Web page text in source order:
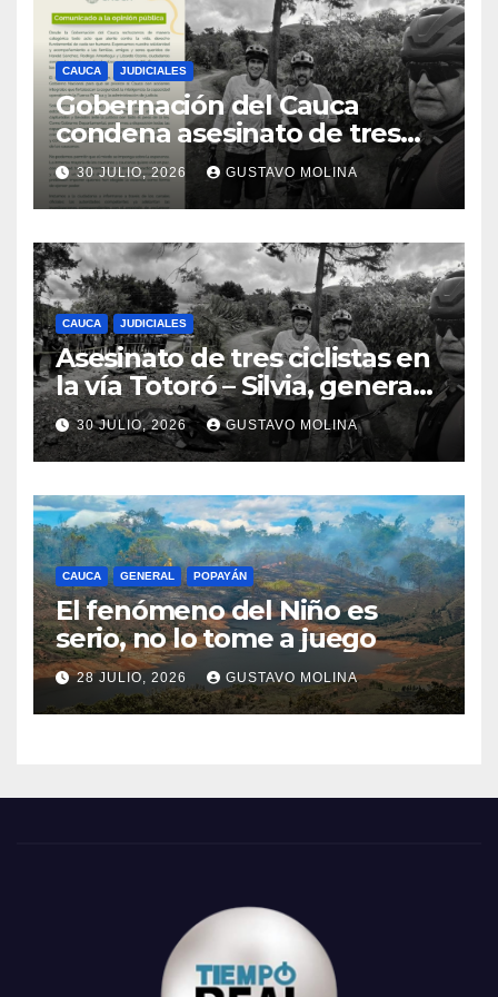
CAUCA JUDICIALES
Gobernación del Cauca
condena asesinato de tres
ciudadanos y exige medidas
urgentes al Gobierno
Nacional
30 JULIO, 2026 GUSTAVO MOLINA
CAUCA JUDICIALES
Asesinato de tres ciclistas en
la vía Totoró – Silvia, genera
consternación en el Cauca
30 JULIO, 2026 GUSTAVO MOLINA
CAUCA GENERAL POPAYÁN
El fenómeno del Niño es
serio, no lo tome a juego
28 JULIO, 2026 GUSTAVO MOLINA